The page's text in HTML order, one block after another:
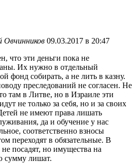
Овчинников 09.03.2017 в 20:47
что эти деньги пока не
Их нужно в отдельный
фонд собирать, а не лить в казну.
преследований не согласен. Не
там в Литве, но в Израиле эти
не только за себя, но и за своих
не имеют права лишать
да и обучение у нас
соответственно взносы
переходят в обязательные. В
посадят, но имущества на
сумму лишат.